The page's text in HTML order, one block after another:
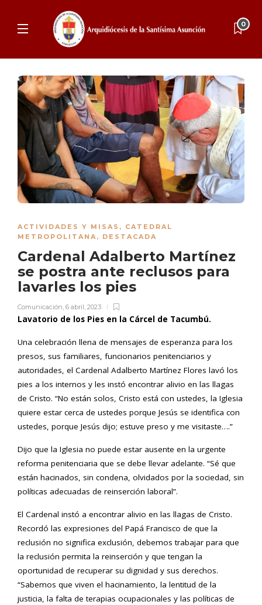
0
ACTIVIDADES Y MISAS , CATEDRAL
METROPOLITANA, DESTACADA
Cardenal Adalberto Martínez
se postra ante reclusos para
lavarles los pies
Comunicación, 6 abril, 2023
Lavatorio de los Pies en la Cárcel de Tacumbú.
Una celebración llena de mensajes de esperanza para los
presos, sus familiares, funcionarios penitenciarios y
autoridades, el Cardenal Adalberto Martínez Flores lavó los
pies a los internos y les instó encontrar alivio en las llagas
de Cristo. “No están solos, Cristo está con ustedes, la Iglesia
quiere estar cerca de ustedes porque Jesús se identifica con
ustedes, porque Jesús dijo; estuve preso y me visitaste….”
Dijo que la Iglesia no puede estar ausente en la urgente
reforma penitenciaria que se debe llevar adelante. “Sé que
están hacinados, sin condena, olvidados por la sociedad, sin
políticas adecuadas de reinserción laboral”.
El Cardenal instó a encontrar alivio en las llagas de Cristo.
Recordó las expresiones del Papá Francisco de que la
reclusión no significa exclusión, debemos trabajar para que
la reclusión permita la reinserción y que tengan la
oportunidad de recuperar su dignidad y sus derechos.
“Sabemos que viven el hacinamiento, la lentitud de la
justicia, la falta de terapias ocupacionales y las políticas de